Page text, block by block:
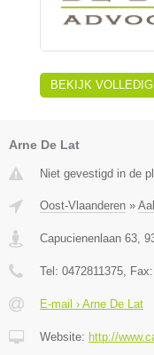
BEKIJK VOLLEDIG
Arne De Lat
Niet gevestigd in de
Oost-Vlaanderen »
Capucienenlaan 63
Tel: 0472811375 , Fax:
E-mail › Arne De Lat
Website: http://